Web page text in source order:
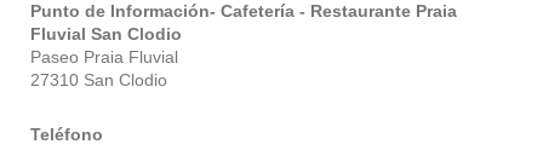
Punto de Información- Cafetería - Restaurante Praia
Fluvial San Clodio
Paseo Praia Fluvial
27310 San Clodio
Teléfono